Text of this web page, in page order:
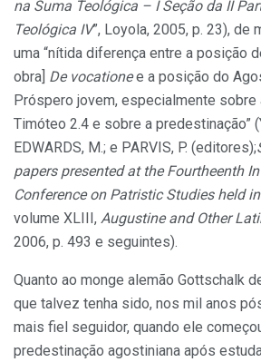
na Suma Teológica – I Seção da II
Teológica IV”, Loyola, 2005, p. 23), de
uma “nítida diferença entre a posição
obra] De vocationee a posição do
Próspero jovem, especialmente sobre
Timóteo 2.4 e sobre a predestinação”
EDWARDS, M.; e PARVIS, P. (editores);
papers presented at the Fourtheenth
Conference on Patristic Studies held
volume XLIII, Augustine and Other
2006, p. 493 e seguintes).
Quanto ao monge alemão Gottschalk
que talvez tenha sido, nos mil anos
mais fiel seguidor, quando ele
predestinação agostiniana após